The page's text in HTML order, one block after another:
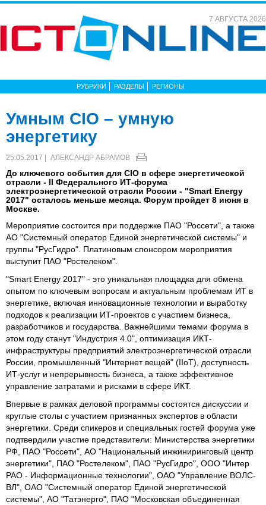
7 АВГУСТА 2026
РУБРИКИ РАЗДЕЛЫ РЕГИОНЫ
Умным CIO – умную
энергетику
25.05.2017 | АЛЕКСАНДР АБРАМОВ
До ключевого события для CIO в сфере энергетической
отрасли - II Федерального ИТ-форума
электроэнергетической отрасли России - "Smart Energy
2017" осталось меньше месяца. Форум пройдет 8 июня в
Москве.
Мероприятие состоится при поддержке ПАО "Россети", а также
АО "Системный оператор Единой энергетической системы" и
группы "РусГидро". Платиновым спонсором мероприятия
выступит ПАО "Ростелеком".
"Smart Energy 2017" - это уникальная площадка для обмена
опытом по ключевым вопросам и актуальным проблемам ИТ в
энергетике, включая инновационные технологии и выработку
подходов к реализации ИТ-проектов с участием бизнеса,
разработчиков и государства. Важнейшими темами форума в
этом году станут "Индустрия 4.0", оптимизация ИКТ-
инфраструктуры предприятий электроэнергетической отрасли
России, промышленный "Интернет вещей" (IIoT), доступность
ИТ-услуг и непрерывность бизнеса, а также эффективное
управление затратами и рисками в сфере ИКТ.
Впервые в рамках деловой программы состоятся дискуссии и
круглые столы с участием признанных экспертов в области
энергетики. Среди спикеров и специальных гостей форума уже
подтвердили участие представители: Министерства энергетики
РФ, ПАО "Россети", АО "Национальный инжиниринговый центр
энергетики", ПАО "Ростелеком", ПАО "РусГидро", ООО "Интер
РАО - Информационные технологии", ОАО "Управление ВОЛС-
ВЛ", ОАО "Системный оператор Единой энергетической
системы", АО "Татэнерго", ПАО "Московская объединенная